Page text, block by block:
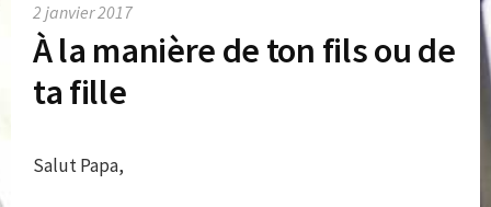
2 janvier 2017
À la manière de ton fils ou de
ta fille
Salut Papa,